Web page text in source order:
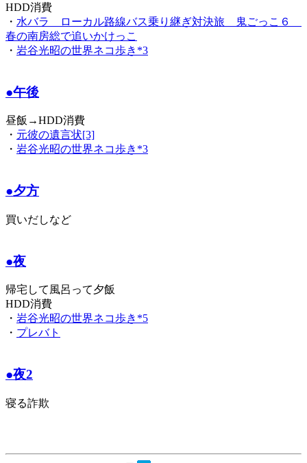
HDD消費
・ 水バラ ローカル路線バス乗り継ぎ対決旅 鬼ごっこ６
春の南房総で追いかけっこ
・ 岩谷光昭の世界ネコ歩き*3
●午後
昼飯→HDD消費
・ 元彼の遺言状[3]
・ 岩谷光昭の世界ネコ歩き*3
●夕方
買いだしなど
●夜
帰宅して風呂って夕飯
HDD消費
・ 岩谷光昭の世界ネコ歩き*5
・ プレバト
●夜2
寝る詐欺